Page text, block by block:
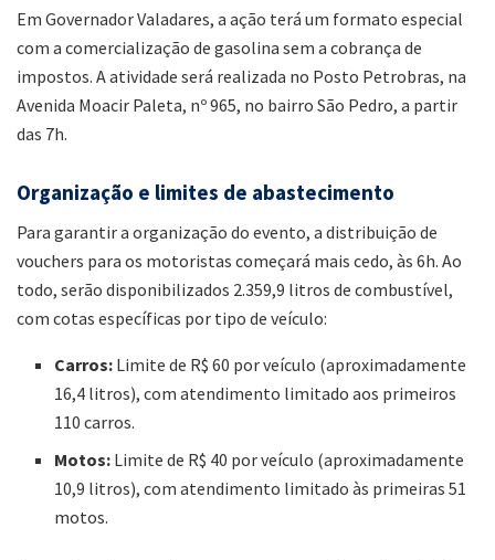
Em Governador Valadares, a ação terá um formato especial
com a comercialização de gasolina sem a cobrança de
impostos. A atividade será realizada no Posto Petrobras, na
Avenida Moacir Paleta, nº 965, no bairro São Pedro, a partir
das 7h.
Organização e limites de abastecimento
Para garantir a organização do evento, a distribuição de
vouchers para os motoristas começará mais cedo, às 6h. Ao
todo, serão disponibilizados 2.359,9 litros de combustível,
com cotas específicas por tipo de veículo:
Carros: Limite de R$ 60 por veículo (aproximadamente
16,4 litros), com atendimento limitado aos primeiros
110 carros.
Motos: Limite de R$ 40 por veículo (aproximadamente
10,9 litros), com atendimento limitado às primeiras 51
motos.